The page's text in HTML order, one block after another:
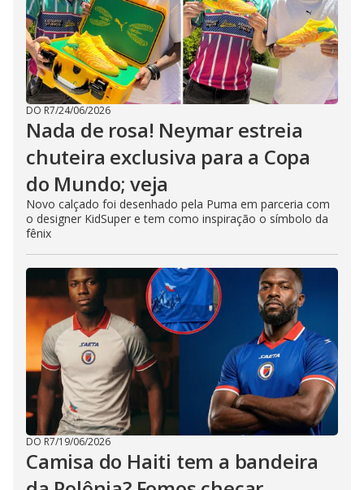
DO R7/24/06/2026
Nada de rosa! Neymar estreia
chuteira exclusiva para a Copa
do Mundo; veja
Novo calçado foi desenhado pela Puma em parceria com
o designer KidSuper e tem como inspiração o símbolo da
fênix
DO R7/19/06/2026
Camisa do Haiti tem a bandeira